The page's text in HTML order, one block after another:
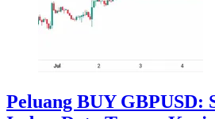
Peluang BUY GBPUSD: